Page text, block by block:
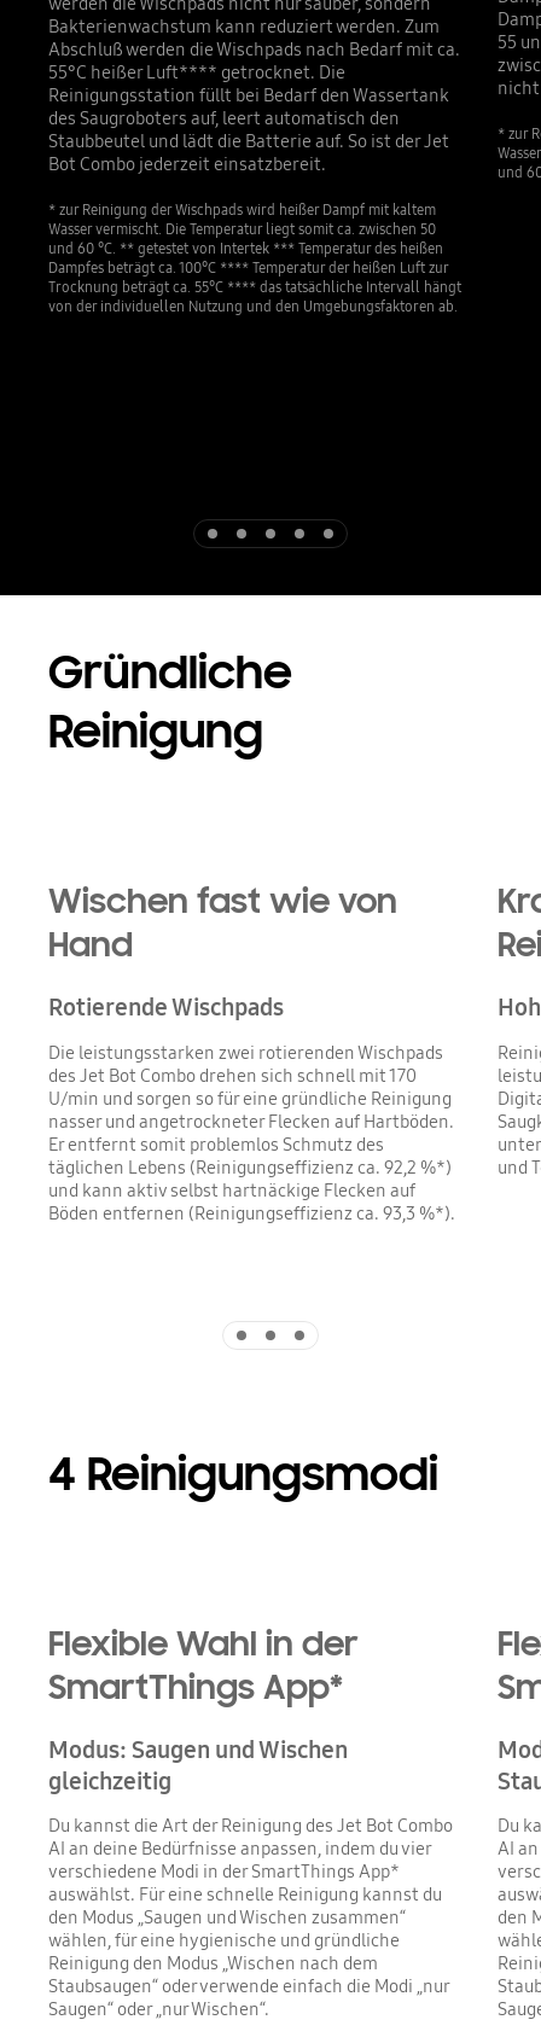
Bakterienwachstum kann reduziert werden. Zum
Abschluß werden die Wischpads nach Bedarf mit ca.
55°C heißer Luft**** getrocknet. Die
Reinigungsstation füllt bei Bedarf den Wassertank
des Saugroboters auf, leert automatisch den
Staubbeutel und lädt die Batterie auf. So ist der Jet
Bot Combo jederzeit einsatzbereit.
* zur Reinigung der Wischpads wird heißer Dampf mit kaltem
Wasser vermischt. Die Temperatur liegt somit ca. zwischen 50
und 60 °C. ** getestet von Intertek *** Temperatur des heißen
Dampfes beträgt ca. 100°C **** Temperatur der heißen Luft zur
Trocknung beträgt ca. 55°C **** das tatsächliche Intervall hängt
von der individuellen Nutzung und den Umgebungsfaktoren ab.
55
* zur
und
Gründliche
Reinigung
Wischen fast wie von
Hand
Rotierende Wischpads
Die leistungsstarken zwei rotierenden Wischpads
des Jet Bot Combo drehen sich schnell mit 170
U/min und sorgen so für eine gründliche Reinigung
nasser und angetrockneter Flecken auf Hartböden.
Er entfernt somit problemlos Schmutz des
täglichen Lebens (Reinigungseffizienz ca. 92,2 %*)
und kann aktiv selbst hartnäckige Flecken auf
Böden entfernen (Reinigungseffizienz ca. 93,3 %*).
und
4 Reinigungsmodi
Flexible Wahl in der
SmartThings App*
Modus: Saugen und Wischen
gleichzeitig
Du kannst die Art der Reinigung des Jet Bot Combo
AI an deine Bedürfnisse anpassen, indem du vier
verschiedene Modi in der SmartThings App*
auswählst. Für eine schnelle Reinigung kannst du
den Modus „Saugen und Wischen zusammen“
wählen, für eine hygienische und gründliche
Reinigung den Modus „Wischen nach dem
Staubsaugen“ oder verwende einfach die Modi „nur
Saugen“ oder „nur Wischen“.
Du
AI
den